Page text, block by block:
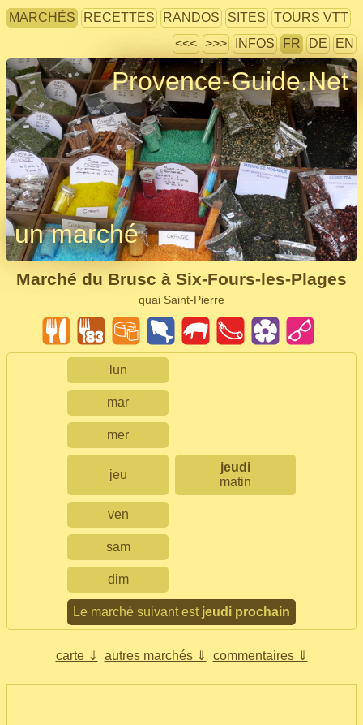
MARCHÉS RECETTES RANDOS SITES
TOURS VTT
<<< >>> INFOS FR DE EN
Provence-Guide.Net
un marché
Marché du Brusc à Six-Fours-les-Plages
quai Saint-Pierre
lun
mar
mer
jeu
jeudi
matin
ven
sam
dim
Le marché suivant est jeudi prochain
carte ⇓ autres marchés ⇓ commentaires ⇓